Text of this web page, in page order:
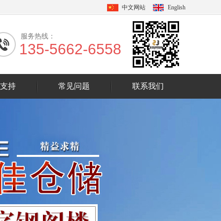
中文网站 English
服务热线：
135-5662-6558
持 常见问题 联系我们